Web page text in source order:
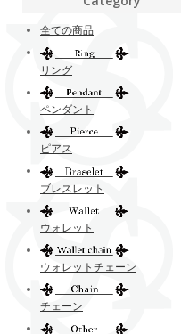
全ての商品
リング
ペンダント
ピアス
ブレスレット
ウォレット
ウォレットチェーン
チェーン